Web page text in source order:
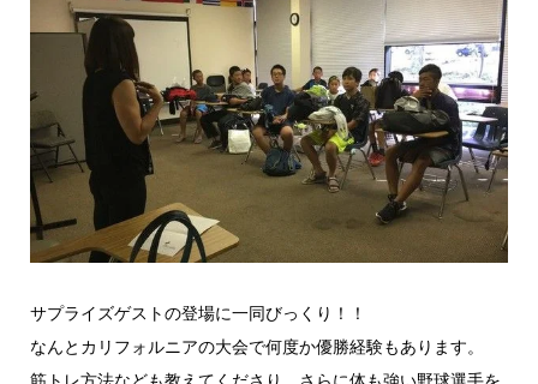
サプライズゲストの登場に一同びっくり！！
なんとカリフォルニアの大会で何度か優勝経験もあります。